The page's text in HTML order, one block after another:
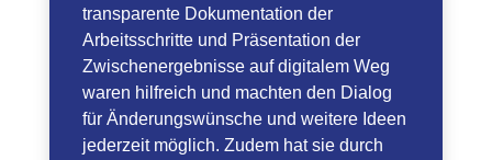
transparente Dokumentation der
Arbeitsschritte und Präsentation der
Zwischenergebnisse auf digitalem Weg
waren hilfreich und machten den Dialog
für Änderungswünsche und weitere Ideen
jederzeit möglich. Zudem hat sie durch